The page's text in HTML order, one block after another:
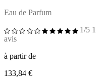
Eau de Parfum
1/5 1
avis
à partir de
133,84 €